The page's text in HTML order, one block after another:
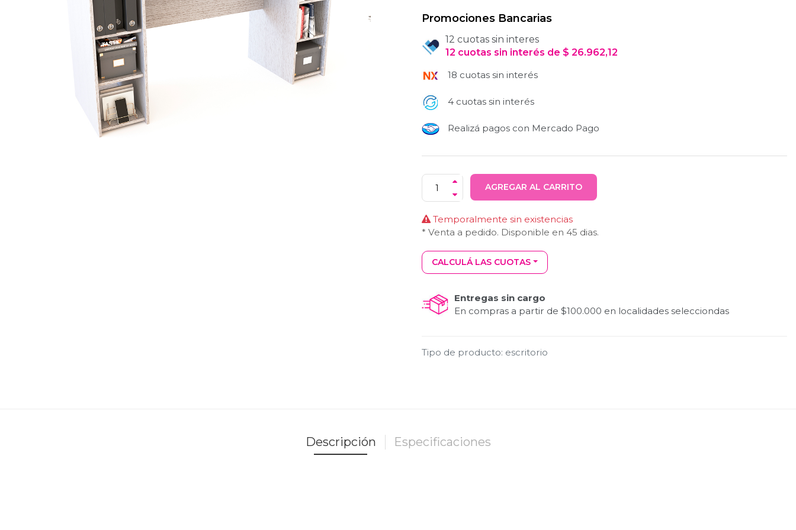
Promociones Bancarias
12 cuotas sin interes
12 cuotas sin interés de $ 26.962,12
18 cuotas sin interés
4 cuotas sin interés
Realizá pagos con Mercado Pago
AGREGAR AL CARRITO
Temporalmente sin existencias
* Venta a pedido. Disponible en 45 dias.
CALCULÁ LAS CUOTAS
Entregas sin cargo
En compras a partir de $100.000 en localidades selecciondas
Tipo de producto: escritorio
Descripción Especificaciones